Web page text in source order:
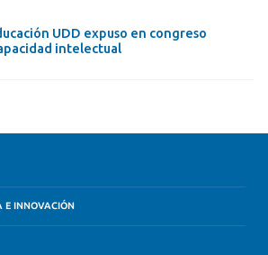
UDD expuso en congreso
intelectual
E INNOVACIÓN